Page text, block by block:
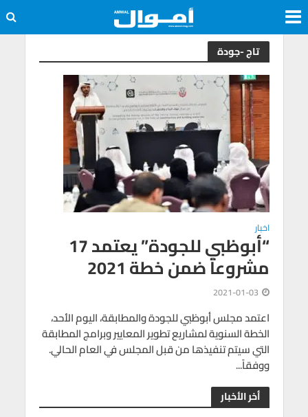
تاج -جودة
اخبار
“أبوظبي للجودة” يعتمد 17
مشروعاً ضمن خطة 2021
2021-01-03
اعتمد مجلس أبوظبي للجودة والمطابقة، اليوم الأحد،
الخطة السنوية لمشاريع تطوير المعايير وبرامج المطابقة
التي سيتم تنفيذها من قبل المجلس في العام الحالي.
ووفقاً...
أخر الأخبار